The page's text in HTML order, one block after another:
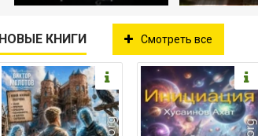
НОВЫЕ КНИГИ Смотреть все